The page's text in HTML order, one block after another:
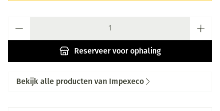
Reserveervoor ophaling
Bekijk alle producten van Impexeco